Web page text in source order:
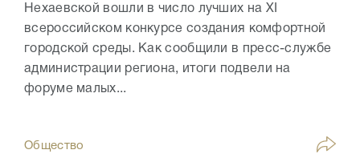
Нехаевской вошли в число лучших на XI
всероссийском конкурсе создания комфортной
городской среды. Как сообщили в пресс-службе
администрации региона, итоги подвели на
форуме малых...
Общество